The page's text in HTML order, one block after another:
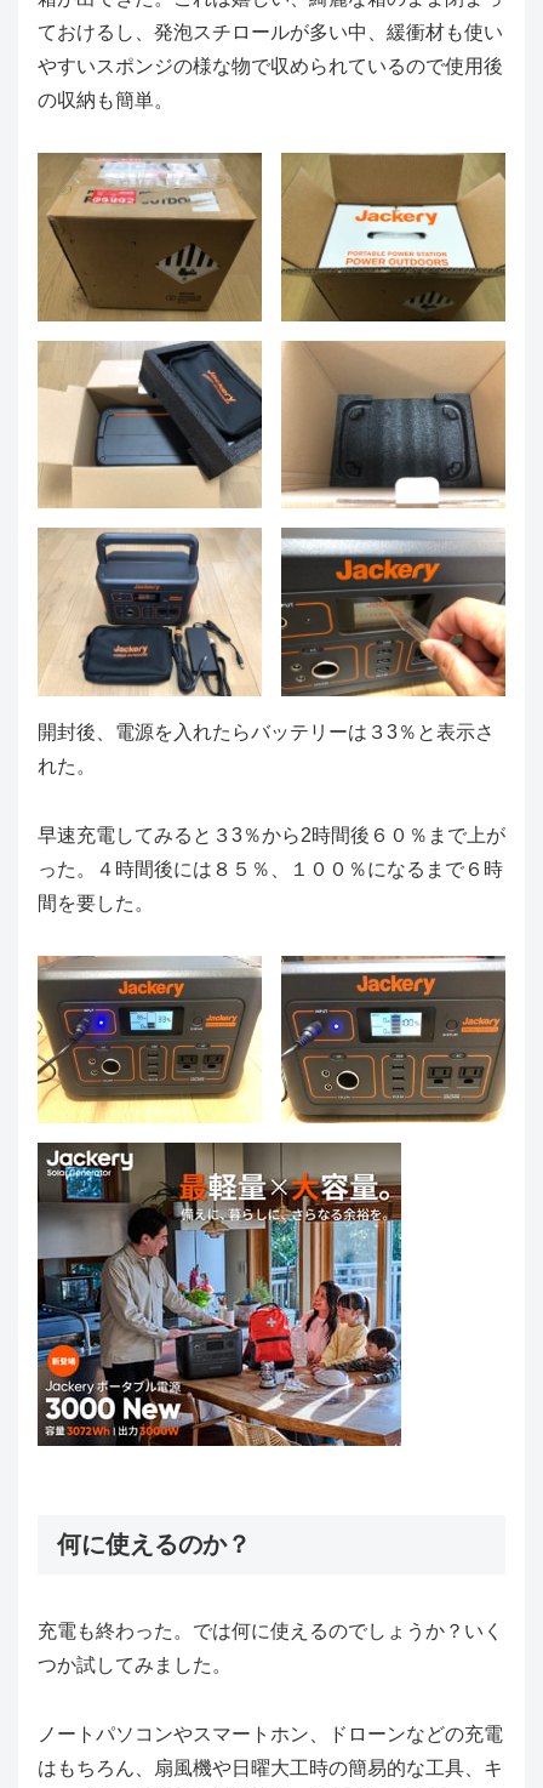
ておけるし、発泡スチロールが多い中、緩衝材も使い
やすいスポンジの様な物で収められているので使用後
の収納も簡単。
開封後、電源を入れたらバッテリーは３3％と表示さ
れた。
早速充電してみると３3％から2時間後６０％まで上が
った。４時間後には８５％、１００％になるまで６時
間を要した。
何に使えるのか？
充電も終わった。では何に使えるのでしょうか？いく
つか試してみました。
ノートパソコンやスマートホン、ドローンなどの充電
はもちろん、扇風機や日曜大工時の簡易的な工具、キ